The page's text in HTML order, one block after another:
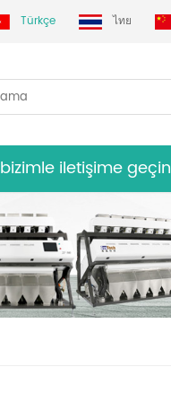
Türkçe ไทย
bizimle iletişime geçin